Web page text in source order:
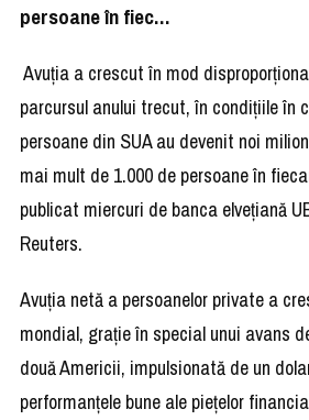
persoane în fiec…
Avuţia a crescut în mod
parcursul anului trecut, în condiţiile în
persoane din SUA au devenit noi
mai mult de 1.000 de persoane în
publicat miercuri de banca elveţiană
Reuters.
Avuţia netă a persoanelor private a
mondial, graţie în special unui avans
două Americii, impulsionată de un
performanţele bune ale pieţelor